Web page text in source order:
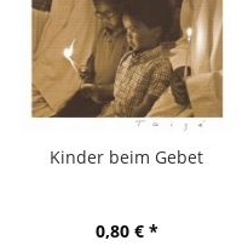
Kinder beim Gebet
0,80 € *